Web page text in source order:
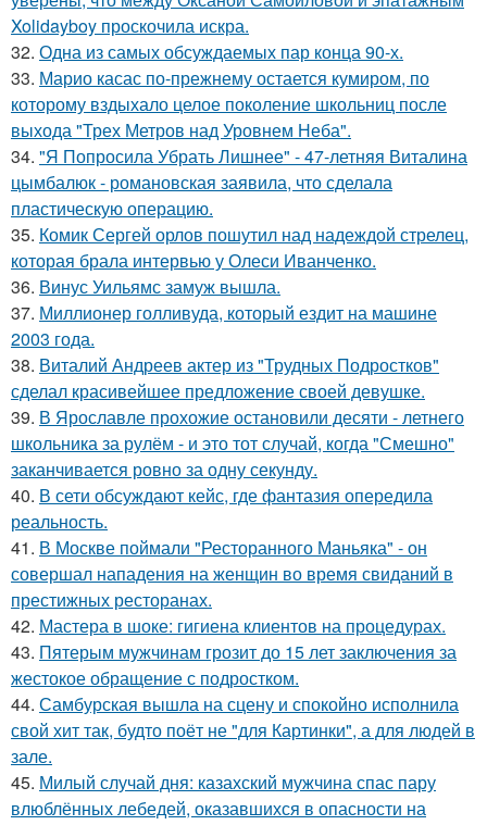
Xolidayboy проскочила искра.
32. Одна из самых обсуждаемых пар конца 90-х.
33. Марио касас по-прежнему остается кумиром, по
которому вздыхало целое поколение школьниц после
выхода "Трех Метров над Уровнем Неба".
34. "Я Попросила Убрать Лишнее" - 47-летняя Виталина
цымбалюк - романовская заявила, что сделала
пластическую операцию.
35. Комик Сергей орлов пошутил над надеждой стрелец,
которая брала интервью у Олеси Иванченко.
36. Винус Уильямс замуж вышла.
37. Миллионер голливуда, который ездит на машине
2003 года.
38. Виталий Андреев актер из "Трудных Подростков"
сделал красивейшее предложение своей девушке.
39. В Ярославле прохожие остановили десяти - летнего
школьника за рулём - и это тот случай, когда "Смешно"
заканчивается ровно за одну секунду.
40. В сети обсуждают кейс, где фантазия опередила
реальность.
41. В Москве поймали "Ресторанного Маньяка" - он
совершал нападения на женщин во время свиданий в
престижных ресторанах.
42. Мастера в шоке: гигиена клиентов на процедурах.
43. Пятерым мужчинам грозит до 15 лет заключения за
жестокое обращение с подростком.
44. Самбурская вышла на сцену и спокойно исполнила
свой хит так, будто поёт не "для Картинки", а для людей в
зале.
45. Милый случай дня: казахский мужчина спас пару
влюблённых лебедей, оказавшихся в опасности на